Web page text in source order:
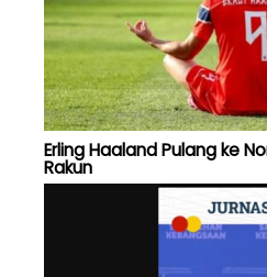
Erling Haaland Pulang ke
Rakun